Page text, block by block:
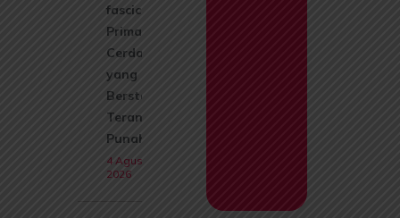
fascicularis):
Primata
Cerdas
yang Kini
Berstatus
Terancam
Punah
4 Agustus
2026